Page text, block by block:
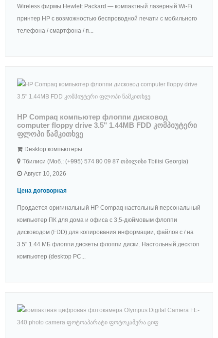
Wireless фирмы Hewlett Packard — компактный лазерный Wi-Fi
принтер HP с возможностью беспроводной печати с мобильного
телефона / смартфона / п...
HP Compaq компьютер флоппи дисковод
computer floppy drive 3.5" 1.44MB FDD კომპიუტერი
ფლოპი წამკითხვე
Desktop компьютеры
Тбилиси (Моб.: (+995) 574 80 09 87 თბილისი Tbilisi Georgia)
Август 10, 2026
Цена договорная
Продается оригинальный HP Compaq настольный персональный
компьютер ПК для дома и офиса с 3,5-дюймовым флоппи
дисководом (FDD) для копирования информации, файлов с / на
3.5" 1.44 МБ флоппи дискеты флоппи диски. Настольный десктоп
компьютер (desktop PC...